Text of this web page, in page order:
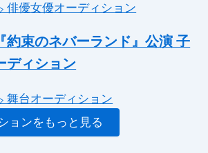
優女優オーディション
約束のネバーランド』公演 子
ディション
台オーディション
ョンをもっと見る